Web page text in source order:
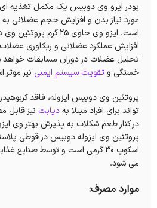
پودر ایزو وی دوبیس یک مکمل تغذیه ای
مورد نیاز بدن و افزایش حجم عضلانی
است. ایزو وی حاوی ۲۵
افزایش عملکرد عضلانی و ریکاوری
تحلیل عضلات در دوران مسابقات
خستگی وتقویت سیستم ایمنی نیز
پروتئین وی دوبیس ایزوله، فاقد
تواند برای افراد مبتلا بهدیابت نیز قابل
در کنار طعم شکلات به پذیرش بهتر وی
اسکوپ 30 گرمی است و توسط صنایع
می شود.
موارد مصرف: